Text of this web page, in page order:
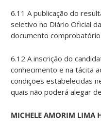
6.11 A publicação do
seletivo no Diário Oficial
documento
6.12 A inscrição do
conhecimento e na tácita
condições estabelecidas
quais não poderá alegar
MICHELE AMORIM LIMA